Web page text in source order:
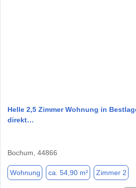
Helle 2,5 Zimmer Wohnung in
direkt…
Bochum, 44866
Wohnung ca. 54,90 m² Zimmer 2